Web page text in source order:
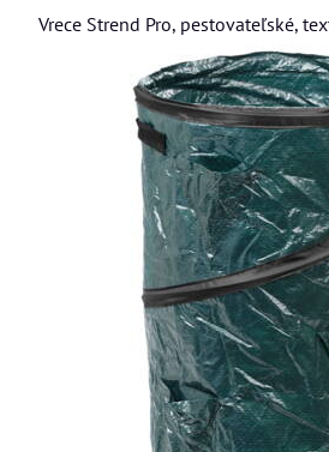
Vrece Strend Pro, pestovateľské,